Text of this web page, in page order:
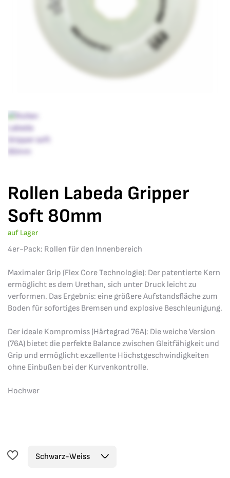
Rollen Labeda Gripper
Soft 80mm
auf Lager
4er-Pack: Rollen für den Innenbereich
Maximaler Grip (Flex Core Technologie): Der patentierte Kern
ermöglicht es dem Urethan, sich unter Druck leicht zu
verformen. Das Ergebnis: eine größere Aufstandsfläche zum
Boden für sofortiges Bremsen und explosive Beschleunigung.
Der ideale Kompromiss (Härtegrad 76A): Die weiche Version
(76A) bietet die perfekte Balance zwischen Gleitfähigkeit und
Grip und ermöglicht exzellente Höchstgeschwindigkeiten
ohne Einbußen bei der Kurvenkontrolle.
Hochwer